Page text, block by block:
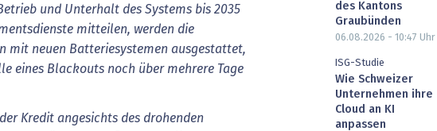
und Unterhalt des Systems bis 2035
mitteilen, werden die
mit neuen Batteriesystemen ausgestattet,
eines Blackouts noch über mehrere Tage
Kredit angesichts des drohenden
des Kantons
Graubünden
06.08.2026 - 10:47 Uhr
ISG-Studie
Wie Schweizer
Unternehmen ihre
Cloud an KI
anpassen